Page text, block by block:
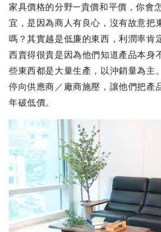
家具價格的分野—貴價和平價，你會
宜，是因為商人有良心，沒有故意把
嗎？其實越是低廉的東西，利潤率肯
西賣得很貴是因為他們知道產品本身
些東西都是大量生產，以沖銷量為主
停向供應商／廠商施壓，讓他們把產
年破低價。